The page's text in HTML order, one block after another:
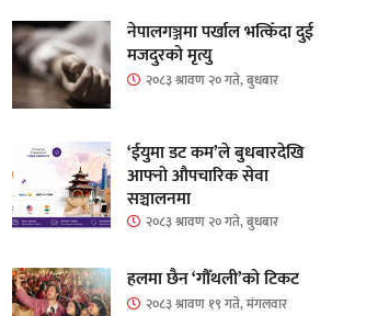
नेपालगञ्जमा पर्खाल भत्किँदा दुई
मजदुरको मृत्यु
२०८३ श्रावण २० गते, बुधबार
‘ईयुमा डट कम’ले बुधबारदेखि
आफ्नो औपचारिक सेवा
सञ्चालनमा
२०८३ श्रावण २० गते, बुधबार
हलमा छैन ‘गौँथली’को टिकट
२०८३ श्रावण १९ गते, मंगलवार